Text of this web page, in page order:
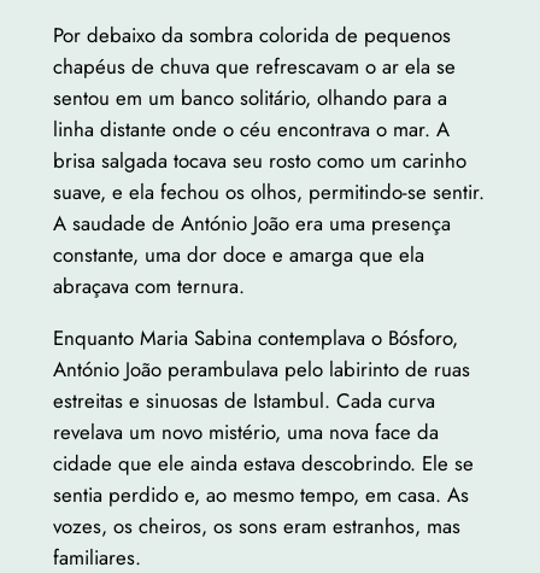
Por debaixo da sombra colorida de pequenos
chapéus de chuva que refrescavam o ar ela se
sentou em um banco solitário, olhando para a
linha distante onde o céu encontrava o mar. A
brisa salgada tocava seu rosto como um carinho
suave, e ela fechou os olhos, permitindo-se sentir.
A saudade de António João era uma presença
constante, uma dor doce e amarga que ela
abraçava com ternura.
Enquanto Maria Sabina contemplava o Bósforo,
António João perambulava pelo labirinto de ruas
estreitas e sinuosas de Istambul. Cada curva
revelava um novo mistério, uma nova face da
cidade que ele ainda estava descobrindo. Ele se
sentia perdido e, ao mesmo tempo, em casa. As
vozes, os cheiros, os sons eram estranhos, mas
familiares.